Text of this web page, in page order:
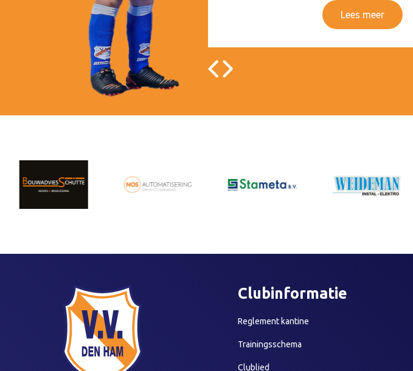
Lees meer
Clubinformatie
Reglement kantine
Trainingsschema
Clublied